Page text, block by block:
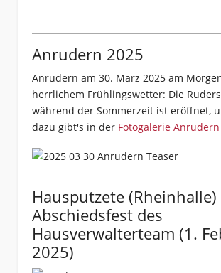
Anrudern 2025
Anrudern am 30. März 2025 am
herrlichem Frühlingswetter: Die
während der Sommerzeit ist eröffnet,
dazu gibt's in der Fotogalerie
Hausputzete
Abschiedsfest des
Hausverwalterteam (1.
2025)